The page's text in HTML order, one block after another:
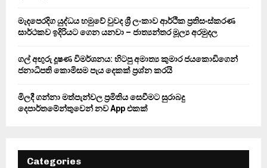
මැදපෙරදිග යුද්ධය හමුවේ වුවද ශ්‍රී ලංකාව ආර්ථික ප්‍රතිසංස්කරණ
සාර්ථකව ඉදිරියට ගෙන යනවා – ජාත්‍යන්තර මූල්‍ය අරමුදල
ගල් අඟුරු දූෂණ විමර්ශනය: හිටපු අමාත්‍ය කුමාර ජයකොඩිගෙන්
ජනාධිපති කොමිසම පැය දෙකක් ප්‍රශ්න කරයි
මිලදී ගන්නා මත්පැන්වල ප්‍රමිතිය සෙවීමට සුරාබදු
දෙපාර්තමේන්තුවෙන් නව App එකක්
Categories